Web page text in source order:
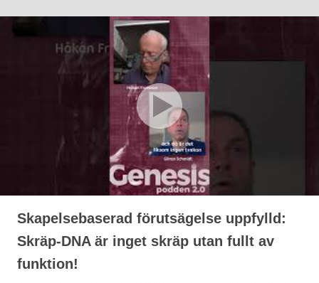
Skapelsebaserad förutsägelse uppfylld:
Skräp-DNA är inget skräp utan fullt av
funktion!